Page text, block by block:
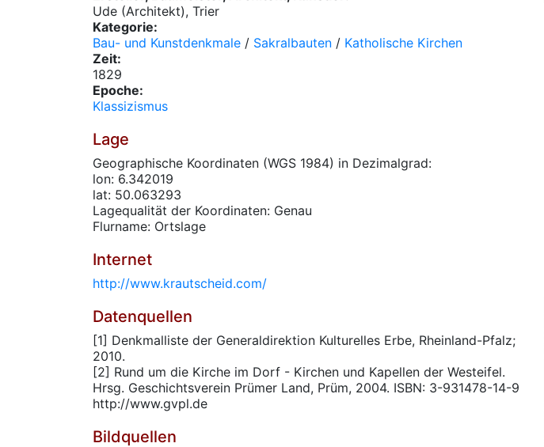
Ude (Architekt), Trier
Kategorie:
Bau- und Kunstdenkmale / Sakralbauten / Katholische Kirchen
Zeit:
1829
Epoche:
Klassizismus
Lage
Geographische Koordinaten (WGS 1984) in Dezimalgrad:
lon: 6.342019
lat: 50.063293
Lagequalität der Koordinaten: Genau
Flurname: Ortslage
Internet
http://www.krautscheid.com/
Datenquellen
[1] Denkmalliste der Generaldirektion Kulturelles Erbe, Rheinland-Pfalz;
2010.
[2] Rund um die Kirche im Dorf - Kirchen und Kapellen der Westeifel.
Hrsg. Geschichtsverein Prümer Land, Prüm, 2004. ISBN: 3-931478-14-9
http://www.gvpl.de
Bildquellen